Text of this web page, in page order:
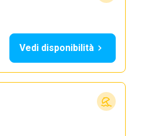
Vedi disponibilità